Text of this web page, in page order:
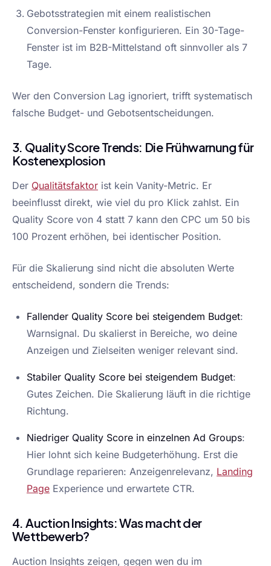
Gebotsstrategien mit einem realistischen
Conversion-Fenster konfigurieren. Ein 30-Tage-
Fenster ist im B2B-Mittelstand oft sinnvoller als 7
Tage.
Wer den Conversion Lag ignoriert, trifft systematisch
falsche Budget- und Gebotsentscheidungen.
3. Quality Score Trends: Die Frühwarnung für
Kostenexplosion
Der Qualitätsfaktor ist kein Vanity-Metric. Er
beeinflusst direkt, wie viel du pro Klick zahlst. Ein
Quality Score von 4 statt 7 kann den CPC um 50 bis
100 Prozent erhöhen, bei identischer Position.
Für die Skalierung sind nicht die absoluten Werte
entscheidend, sondern die Trends:
Fallender Quality Score bei steigendem Budget:
Warnsignal. Du skalierst in Bereiche, wo deine
Anzeigen und Zielseiten weniger relevant sind.
Stabiler Quality Score bei steigendem Budget:
Gutes Zeichen. Die Skalierung läuft in die richtige
Richtung.
Niedriger Quality Score in einzelnen Ad Groups:
Hier lohnt sich keine Budgeterhöhung. Erst die
Grundlage reparieren: Anzeigenrelevanz, Landing
Page Experience und erwartete CTR.
4. Auction Insights: Was macht der
Wettbewerb?
Auction Insights zeigen, gegen wen du im